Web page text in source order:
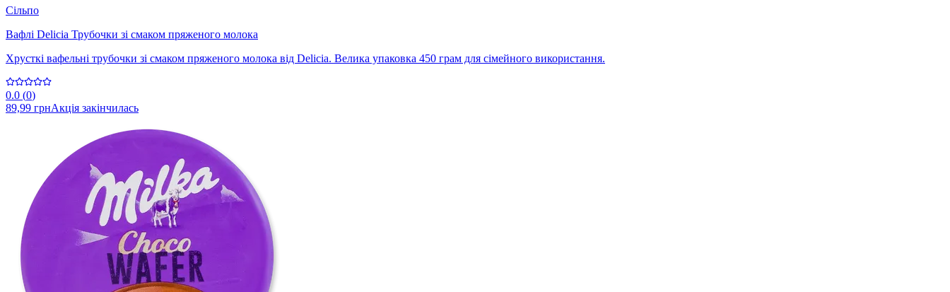
Сільпо
Вафлі Delicia Трубочки зі смаком пряженого молока
Хрусткі вафельні трубочки зі смаком пряженого молока від Delicia. Велика упаковка 450 грам для сімейного використання.
0.0 (0)
89,99 грнАкція закінчилась